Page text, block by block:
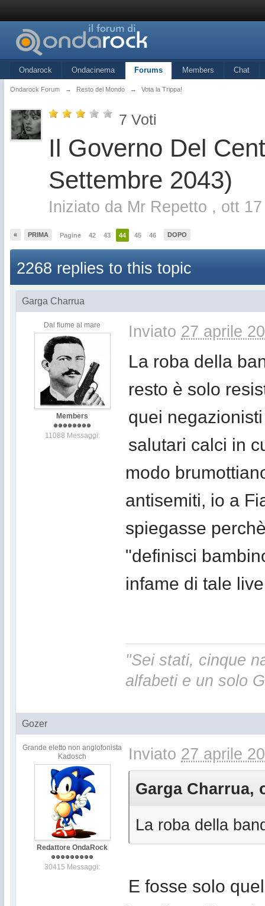
Ondarock Ondacinema Forums Members Chat
Ondarock Forum → Resto del Mondo → Vota la Trippa!
7 Voti
Il Governo Del
Settembre 2043)
Iniziato da Mr Repetto , ott
« PRIMA Pagine 42 43 44 45 46 DOPO
2268 replies to this topic
Garga Charrua
Dal fiume al mare
Members
11088 Messaggi:
Inviato 27 aprile
La roba della
resto è solo
quei
salutari calci in
modo
antisemiti, io a
spiegasse
"definisci
infame di tale
"Sei stati, cinque
alfabeti e un solo
Gozer
Grande eletto non anglofonista
Kadosch
Redattore OndaRock
30415 Messaggi:
Inviato 27 aprile
Garga Charrua,
La roba della
E fosse solo